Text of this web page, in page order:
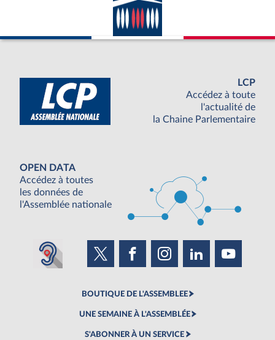
LCP
Accédez à toute
l'actualité de
la Chaine Parlementaire
OPEN DATA
Accédez à toutes
les données de
l'Assemblée nationale
BOUTIQUE DE L'ASSEMBLEE
UNE SEMAINE À L'ASSEMBLÉE
S'ABONNER À UN SERVICE